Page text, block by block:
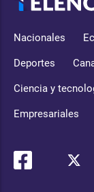
Nacionales
Deportes
Ciencia y
Empresariales